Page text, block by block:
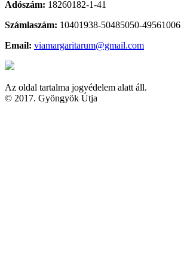
Adószám: 18260182-1-41
Számlaszám: 10401938-50485050-49561006
Email: viamargaritarum@gmail.com
Az oldal tartalma jogvédelem alatt áll.
© 2017. Gyöngyök Útja